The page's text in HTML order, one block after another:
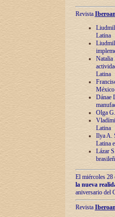
Revista
Latina
Natalia
Latina
México
Dánae
Olga
Latina
Ilya A.
Latina
Lázar
El miércoles 28
la nueva
aniversario del
Revista